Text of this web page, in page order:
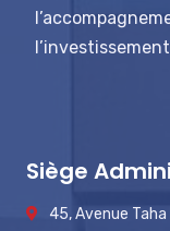
Siège
45, Avenue